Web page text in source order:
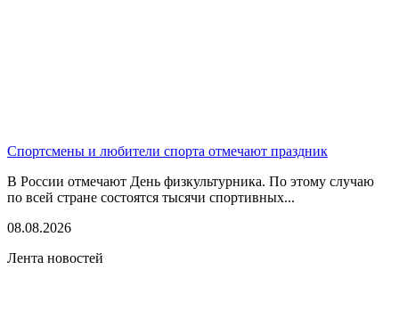
Спортсмены и любители спорта отмечают праздник
В России отмечают День физкультурника. По этому случаю
по всей стране состоятся тысячи спортивных...
08.08.2026
Лента новостей